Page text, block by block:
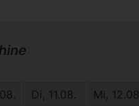
Di, 11.08. Mi, 12.08.